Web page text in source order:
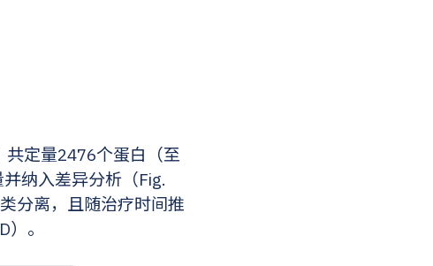
定量2476个蛋白（至
纳入差异分析（Fig.
分离，且随治疗时间推
。